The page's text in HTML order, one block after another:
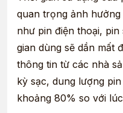
quan trọng ảnh
như pin điện thoại,
gian dùng sẽ dần mất
thông tin từ các nhà
kỳ sạc, dung lượng
khoảng 80% so với